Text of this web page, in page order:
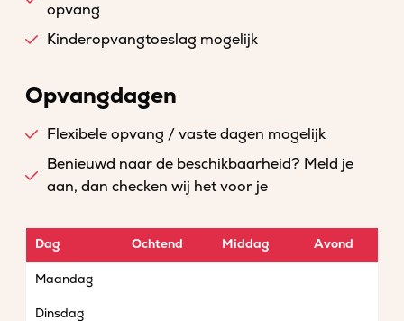
opvang
Kinderopvangtoeslag mogelijk
Opvangdagen
Flexibele opvang / vaste dagen mogelijk
Benieuwd naar de beschikbaarheid? Meld je
aan, dan checken wij het voor je
Dag Ochtend Middag Avond
Maandag
Dinsdag